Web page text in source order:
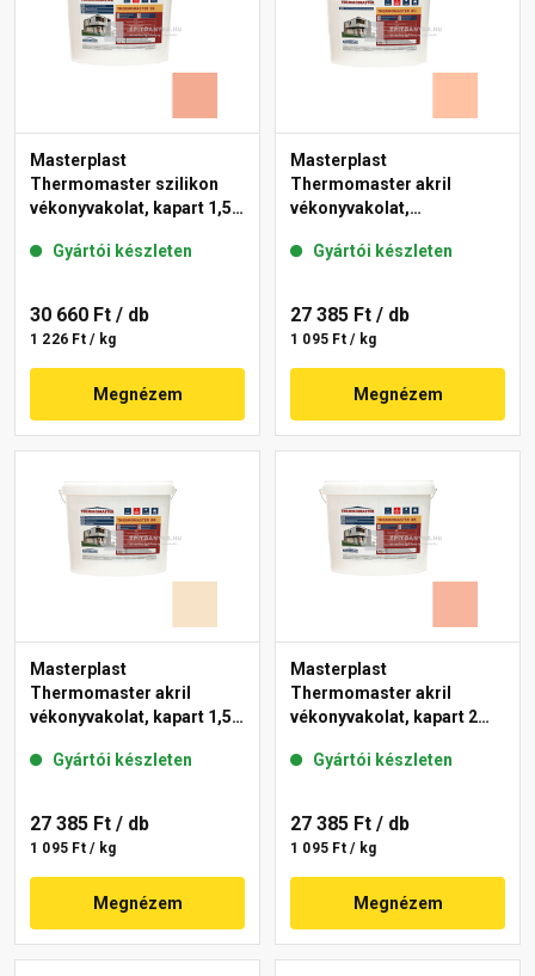
Masterplast
Thermomaster szilikon
vékonyvakolat, kapart 1,5
Gyártói készleten
30 660 Ft / db
1 226 Ft / kg
Megnézem
Masterplast
Thermomaster akril
vékonyvakolat,
15-D 25 kg
Gyártói készleten
27 385 Ft / db
1 095 Ft / kg
Megnézem
Masterplast
Thermomaster akril
vékonyvakolat, kapart 1,5
Gyártói készleten
27 385 Ft / db
1 095 Ft / kg
Megnézem
Masterplast
Thermomaster akril
vékonyvakolat, kapart 2
Gyártói készleten
27 385 Ft / db
1 095 Ft / kg
Megnézem